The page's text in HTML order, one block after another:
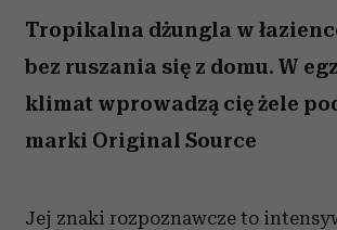
Tropikalna dżungla w
bez ruszania się z domu. W
klimat wprowadzą cię żele
marki Original Source
Jej znaki rozpoznawcze to